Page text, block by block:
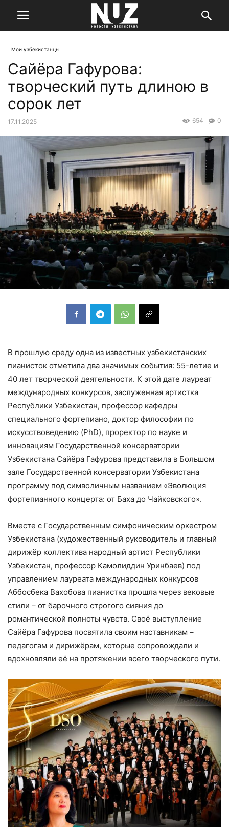
Мои узбекистанцы
Сайёра Гафурова:
творческий путь длиною в
сорок лет
17.11.2025 0
654
В прошлую среду одна из известных узбекистанских
пианисток отметила два значимых события: 55-летие и
40 лет творческой деятельности. К этой дате лауреат
международных конкурсов, заслуженная артистка
Республики Узбекистан, профессор кафедры
специального фортепиано, доктор философии по
искусствоведению (PhD), проректор по науке и
инновациям Государственной консерватории
Узбекистана Сайёра Гафурова представила в Большом
зале Государственной консерватории Узбекистана
программу под символичным названием «Эволюция
фортепианного концерта: от Баха до Чайковского».
Вместе с Государственным симфоническим оркестром
Узбекистана (художественный руководитель и главный
дирижёр коллектива народный артист Республики
Узбекистан, профессор Камолиддин Уринбаев) под
управлением лауреата международных конкурсов
Аббосбека Вахобова пианистка прошла через вековые
стили – от барочного строгого сияния до
романтической полноты чувств. Своё выступление
Сайёра Гафурова посвятила своим наставникам –
педагогам и дирижёрам, которые сопровождали и
вдохновляли её на протяжении всего творческого пути.